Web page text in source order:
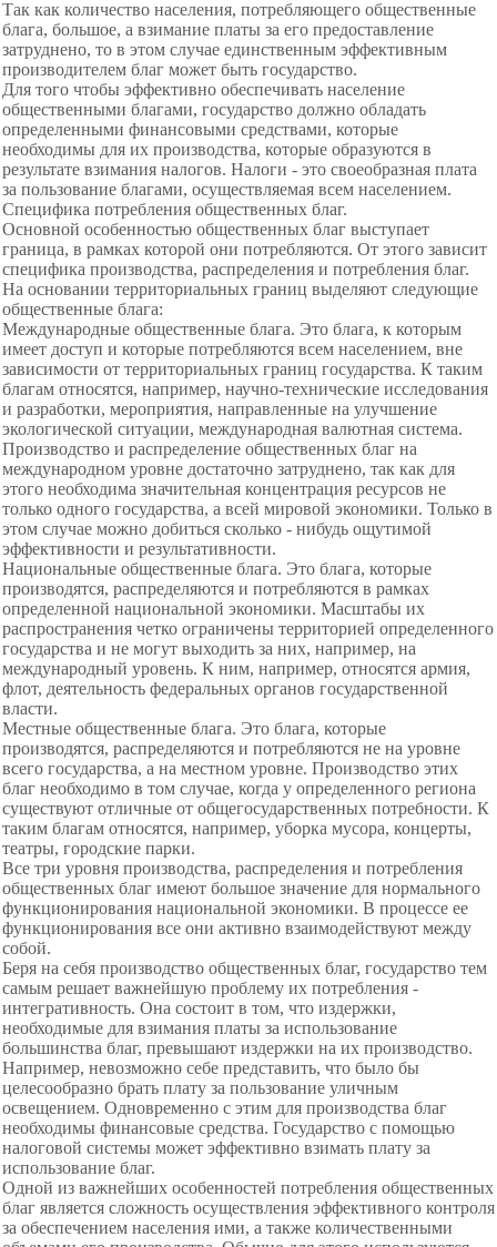
Так как количество населения, потребляющего общественные
блага, большое, а взимание платы за его предоставление
затруднено, то в этом случае единственным эффективным
производителем благ может быть государство.
Для того чтобы эффективно обеспечивать население
общественными благами, государство должно обладать
определенными финансовыми средствами, которые
необходимы для их производства, которые образуются в
результате взимания налогов. Налоги - это своеобразная плата
за пользование благами, осуществляемая всем населением.
Специфика потребления общественных благ.
Основной особенностью общественных благ выступает
граница, в рамках которой они потребляются. От этого зависит
специфика производства, распределения и потребления благ.
На основании территориальных границ выделяют следующие
общественные блага:
Международные общественные блага. Это блага, к которым
имеет доступ и которые потребляются всем населением, вне
зависимости от территориальных границ государства. К таким
благам относятся, например, научно-технические исследования
и разработки, мероприятия, направленные на улучшение
экологической ситуации, международная валютная система.
Производство и распределение общественных благ на
международном уровне достаточно затруднено, так как для
этого необходима значительная концентрация ресурсов не
только одного государства, а всей мировой экономики. Только в
этом случае можно добиться сколько - нибудь ощутимой
эффективности и результативности.
Национальные общественные блага. Это блага, которые
производятся, распределяются и потребляются в рамках
определенной национальной экономики. Масштабы их
распространения четко ограничены территорией определенного
государства и не могут выходить за них, например, на
международный уровень. К ним, например, относятся армия,
флот, деятельность федеральных органов государственной
власти.
Местные общественные блага. Это блага, которые
производятся, распределяются и потребляются не на уровне
всего государства, а на местном уровне. Производство этих
благ необходимо в том случае, когда у определенного региона
существуют отличные от общегосударственных потребности. К
таким благам относятся, например, уборка мусора, концерты,
театры, городские парки.
Все три уровня производства, распределения и потребления
общественных благ имеют большое значение для нормального
функционирования национальной экономики. В процессе ее
функционирования все они активно взаимодействуют между
собой.
Беря на себя производство общественных благ, государство тем
самым решает важнейшую проблему их потребления -
интегративность. Она состоит в том, что издержки,
необходимые для взимания платы за использование
большинства благ, превышают издержки на их производство.
Например, невозможно себе представить, что было бы
целесообразно брать плату за пользование уличным
освещением. Одновременно с этим для производства благ
необходимы финансовые средства. Государство с помощью
налоговой системы может эффективно взимать плату за
использование благ.
Одной из важнейших особенностей потребления общественных
благ является сложность осуществления эффективного контроля
за обеспечением населения ими, а также количественными